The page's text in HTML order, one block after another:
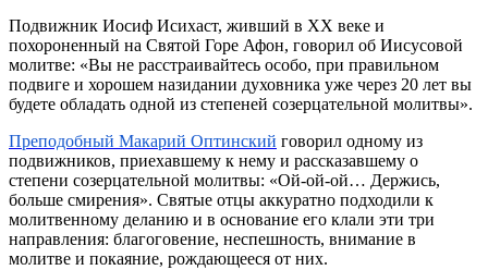
Подвижник Иосиф Исихаст, живший в XX веке и
похороненный на Святой Горе Афон, говорил об Иисусовой
молитве: «Вы не расстраивайтесь особо, при правильном
подвиге и хорошем назидании духовника уже через 20 лет вы
будете обладать одной из степеней созерцательной молитвы».
Преподобный Макарий Оптинский говорил одному из
подвижников, приехавшему к нему и рассказавшему о
степени созерцательной молитвы: «Ой-ой-ой… Держись,
больше смирения». Святые отцы аккуратно подходили к
молитвенному деланию и в основание его клали эти три
направления: благоговение, неспешность, внимание в
молитве и покаяние, рождающееся от них.